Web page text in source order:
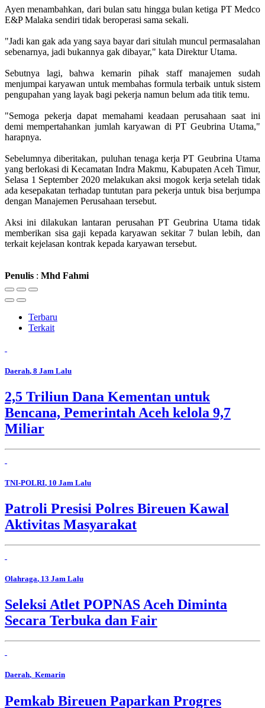
Ayen menambahkan, dari bulan satu hingga bulan ketiga PT Medco
E&P Malaka sendiri tidak beroperasi sama sekali.
"Jadi kan gak ada yang saya bayar dari situlah muncul permasalahan
sebenarnya, jadi bukannya gak dibayar," kata Direktur Utama.
Sebutnya lagi, bahwa kemarin pihak staff manajemen sudah
menjumpai karyawan untuk membahas formula terbaik untuk sistem
pengupahan yang layak bagi pekerja namun belum ada titik temu.
"Semoga pekerja dapat memahami keadaan perusahaan saat ini
demi mempertahankan jumlah karyawan di PT Geubrina Utama,"
harapnya.
Sebelumnya diberitakan, puluhan tenaga kerja PT Geubrina Utama
yang berlokasi di Kecamatan Indra Makmu, Kabupaten Aceh Timur,
Selasa 1 September 2020 melakukan aksi mogok kerja setelah tidak
ada kesepakatan terhadap tuntutan para pekerja untuk bisa berjumpa
dengan Manajemen Perusahaan tersebut.
Aksi ini dilakukan lantaran perusahan PT Geubrina Utama tidak
memberikan sisa gaji kepada karyawan sekitar 7 bulan lebih, dan
terkait kejelasan kontrak kepada karyawan tersebut.
Penulis : Mhd Fahmi
Terbaru
Terkait
Daerah, 8 Jam Lalu
2,5 Triliun Dana Kementan untuk
Bencana, Pemerintah Aceh kelola 9,7
Miliar
TNI-POLRI, 10 Jam Lalu
Patroli Presisi Polres Bireuen Kawal
Aktivitas Masyarakat
Olahraga, 13 Jam Lalu
Seleksi Atlet POPNAS Aceh Diminta
Secara Terbuka dan Fair
Daerah, Kemarin
Pemkab Bireuen Paparkan Progres